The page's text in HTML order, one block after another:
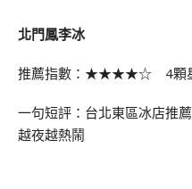
北門鳳李冰
推薦指數：★★★★☆ 4顆
一句短評：台北東區冰店推
越夜越熱鬧